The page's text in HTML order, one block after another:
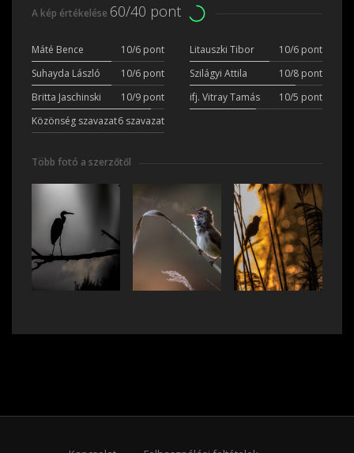
A kép értékelése 60/40 pont
Máté Bence 10/6 pont Litauszki Tibor
10/6 pont
Suhayda László
10/6 pont Szilágyi Attila
10/8 pont
Britta Jaschinski
10/9 pont ifj. Vitray Tamás
10/5 pont
Közönség szavazat6 szavazat
Több fotó a szerzőtől